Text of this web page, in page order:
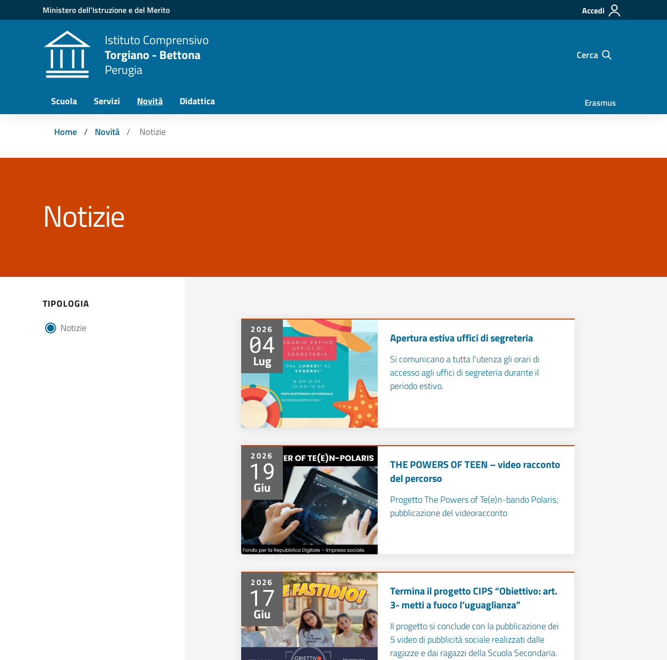
Vai ai contenuti
Vai al menu di navigazione
Ministero dell'Istruzione e del Merito Accedi
Istituto Comprensivo
Torgiano - Bettona
Perugia
Cerca
Scuola Servizi Novità Didattica Erasmus
Home Novità Notizie
Notizie
TIPOLOGIA
tipologia di articoli
Notizie 2026
04
Lug
Apertura estiva uffici di segreteria
Si comunicano a tutta l'utenza gli orari di
accesso agli uffici di segreteria durante il
periodo estivo.
2026
19
Giu
THE POWERS OF TEEN – video racconto
del percorso
Progetto The Powers of Te(e)n-bando Polaris;
pubblicazione del videoracconto
2026
17
Giu
Termina il progetto CIPS “Obiettivo: art.
3- metti a fuoco l’uguaglianza”
Il progetto si conclude con la pubblicazione dei
5 video di pubblicità sociale realizzati dalle
ragazze e dai ragazzi della Scuola Secondaria.